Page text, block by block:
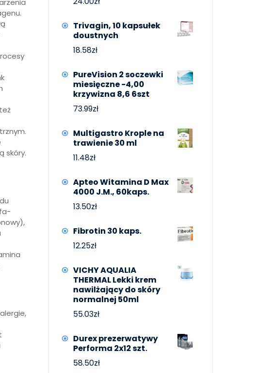
skóry.
Trivagin, 10 kapsułek
doustnych
18.58zł
PureVision 2 soczewki
miesięczne -4,00
krzywizna 8,6 6szt
73.99zł
Multigastro Krople na
trawienie 30 ml
11.48zł
Apteo Witamina D Max
4000 J.M., 60kaps.
13.50zł
Fibrotin 30 kaps.
12.25zł
VICHY AQUALIA
THERMAL Lekki krem
nawilżający do skóry
normalnej 50ml
55.03zł
Durex prezerwatywy
Performa 2x12 szt.
58.50zł